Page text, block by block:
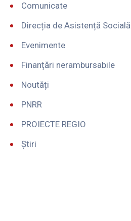
Comunicate
Direcția de Asistență Socială
Evenimente
Finanțări nerambursabile
Noutăți
PNRR
PROIECTE REGIO
Știri